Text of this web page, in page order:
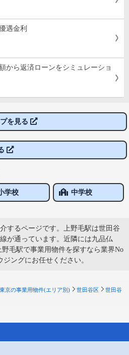
遇金利
から返済ローンをシミュレーショ
を見る
学校 中学校
するページです。上野毛駅は世田谷
が通っています。近隣には九品仏
毛駅で事業用物件を探すなら業界No
ングにお任せください。
東京の事業用物件(エリア別) 世田谷区
世田谷